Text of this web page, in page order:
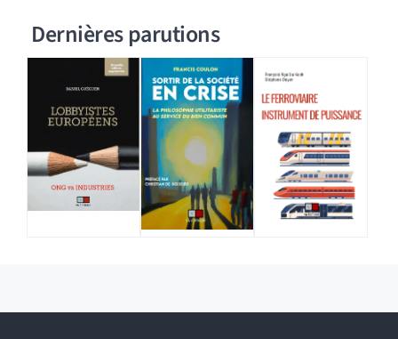
Dernières parutions